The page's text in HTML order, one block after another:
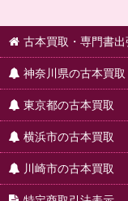
古本買取・専門書
神奈川県の古本買取
東京都の古本買取
横浜市の古本買取
川崎市の古本買取